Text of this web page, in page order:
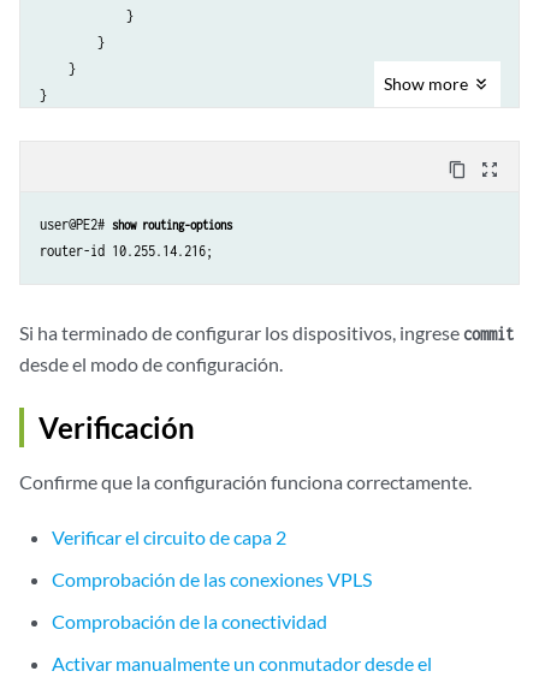
            }
        }
    }
Show more
content_copy zoom_out_map
user@PE2# show routing-options
Si ha terminado de configurar los dispositivos, ingresecommit
desde el modo de configuración.
Verificación
Confirme que la configuración funciona correctamente.
Verificar el circuito de capa 2
Comprobación de las conexiones VPLS
Comprobación de la conectividad
Activar manualmente un conmutador desde el